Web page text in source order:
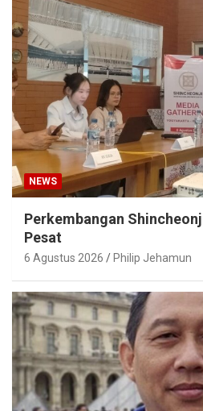
NEWS
Perkembangan
Pesat
6 Agustus 2026 Philip Jehamun